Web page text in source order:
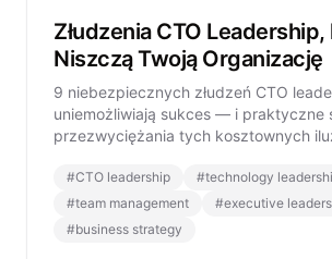
Złudzenia CTO
Niszczą Twoją Organizację
9 niebezpiecznych złudzeń CTO
uniemożliwiają sukces — i praktyczne
przezwyciężania tych kosztownych
#CTO leadership #technology
#team management #executive
#business strategy